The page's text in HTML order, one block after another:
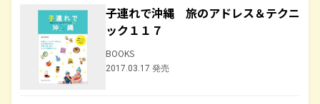
子連れで沖縄 旅のアドレス＆テクニ
ック１１７
BOOKS
2017.03.17 発売